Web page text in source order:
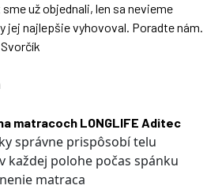
už objednali, len sa nevieme
jej najlepšie vyhovoval. Poradte nám.
matracoch LONGLIFE Aditec
správne prispôsobí telu
každej polohe počas spánku
matraca